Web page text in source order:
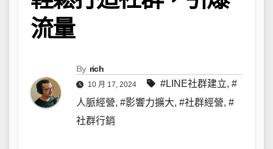
流量
By rich
10 月 17, 2024 #LINE社群建立, #
人脈經營, #影響力擴大, #社群經營, #
社群行銷